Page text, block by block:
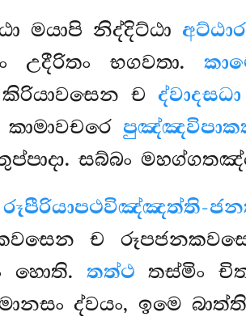
මයාපි නිද්දිට්ඨා
උදීරිතං භගවතා.
චද්වාදසධා
කාමාවචරෙ
සබ්බං
රූපීරියාපථවිඤ්ඤත්ති-
ච
හොති. තත්ථ තස්මිං
ද්වයං, ඉමෙ